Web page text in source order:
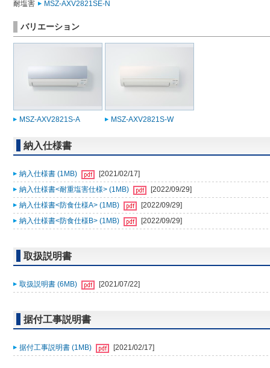
耐塩害 MSZ-AXV2821SE-N
バリエーション
MSZ-AXV2821S-A MSZ-AXV2821S-W
納入仕様書
納入仕様書 (1MB)
[2021/02/17]
納入仕様書<耐重塩害仕様> (1MB)
[2022/09/29]
納入仕様書<防食仕様A> (1MB)
[2022/09/29]
納入仕様書<防食仕様B> (1MB)
[2022/09/29]
取扱説明書
取扱説明書 (6MB) [2021/07/22]
据付工事説明書
据付工事説明書 (1MB) [2021/02/17]